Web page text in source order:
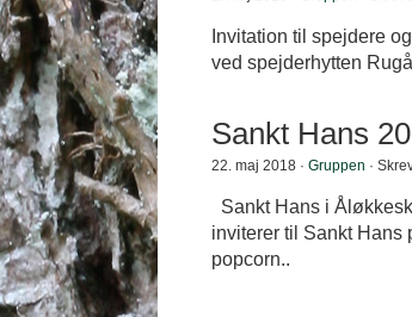
Invitation til spejdere
ved spejderhytten
Sankt Hans
22. maj 2018 · Gruppen ·
Sankt Hans i
inviterer til Sankt Hans
popcorn..